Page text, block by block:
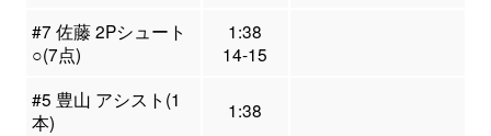
#7 佐藤 2Pシュート
○(7点)
1:38
14-15
#5 豊山 アシスト(1
本)
1:38